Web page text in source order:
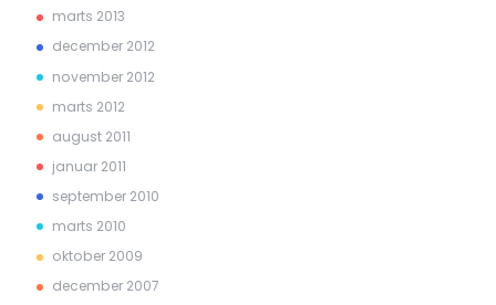
marts 2013
december 2012
november 2012
marts 2012
august 2011
januar 2011
september 2010
marts 2010
oktober 2009
december 2007